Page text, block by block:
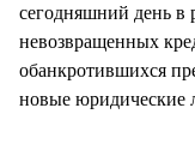
сегодняшний день в
невозвращенных
обанкротившихся
новые юридические